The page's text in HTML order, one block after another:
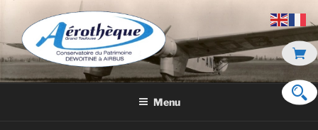
contenu
principal
DE DEWOITINE À AIRBUS
Menu